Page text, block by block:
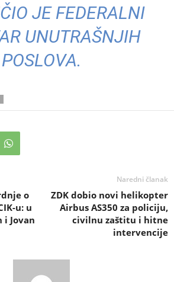
JE FEDERALNI
UNUTRAŠNJIH
POSLOVA.
o
u: u
i Jovan
Naredni članak
ZDK dobio novi helikopter
Airbus AS350 za policiju,
civilnu zaštitu i hitne
intervencije